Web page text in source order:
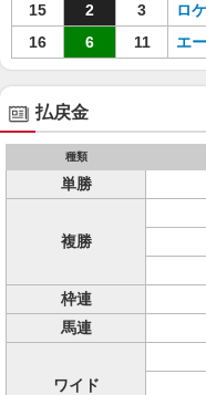
15
2 3 ロ
16
6 11 エ
払戻金
種類
単勝
複勝
枠連
馬連
ワイド